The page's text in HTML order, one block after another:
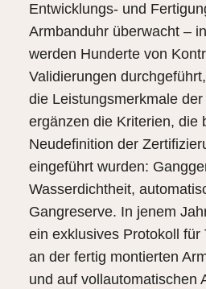
Entwicklungs- und
Armbanduhr überwacht –
werden Hunderte von
Validierungen
die Leistungsmerkmale
ergänzen die Kriterien, die
Neudefinition der
eingeführt wurden:
Wasserdichtheit,
Gangreserve. In jenem
ein exklusives Protokoll für
an der fertig montierten
und auf vollautomatischen